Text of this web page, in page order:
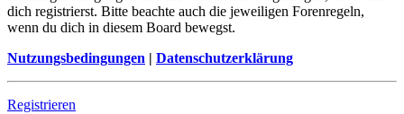
dich registrierst. Bitte beachte auch die jeweiligen Forenregeln,
wenn du dich in diesem Board bewegst.
Nutzungsbedingungen | Datenschutzerklärung
Registrieren